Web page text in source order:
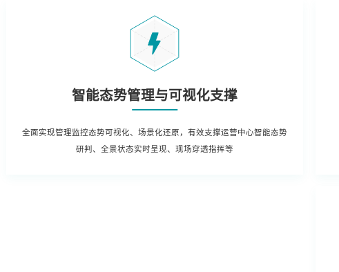
智能态势管理与可视化支撑
全面实现管理监控态势可视化、场景化还原，有效支撑运营中心智能态势
研判、全景状态实时呈现、现场穿透指挥等